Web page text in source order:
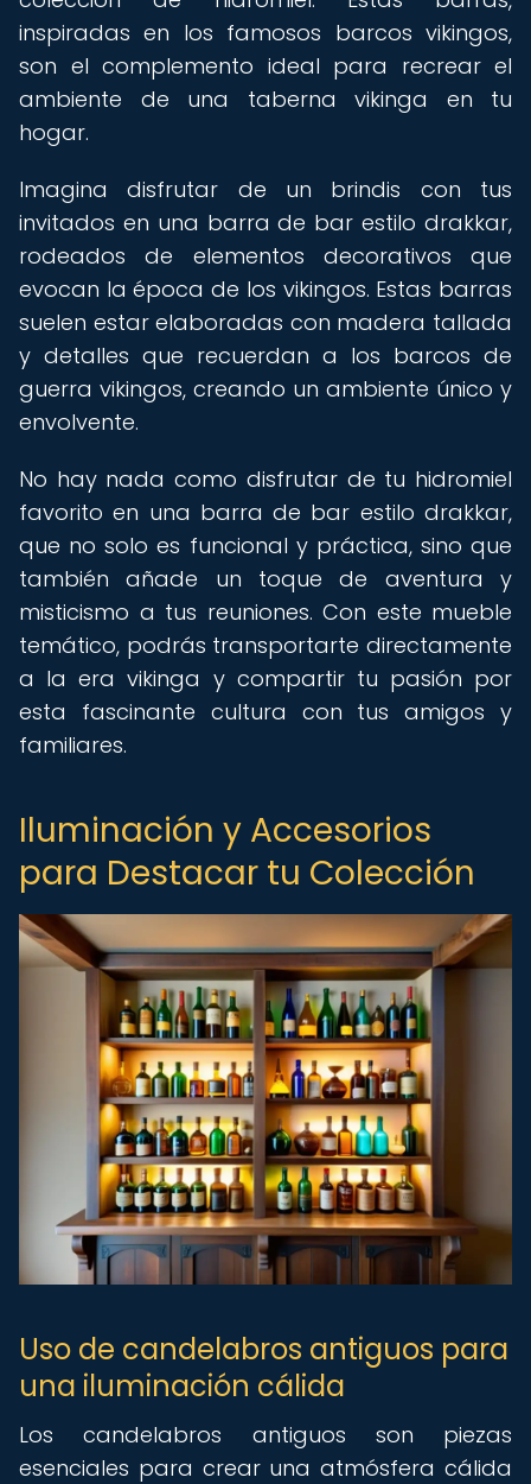
inspiradas en los famosos barcos vikingos,
son el complemento ideal para recrear el
ambiente de una taberna vikinga en tu
hogar.
Imagina disfrutar de un brindis con tus
invitados en una barra de bar estilo drakkar,
rodeados de elementos decorativos que
evocan la época de los vikingos. Estas barras
suelen estar elaboradas con madera tallada
y detalles que recuerdan a los barcos de
guerra vikingos, creando un ambiente único y
envolvente.
No hay nada como disfrutar de tu hidromiel
favorito en una barra de bar estilo drakkar,
que no solo es funcional y práctica, sino que
también añade un toque de aventura y
misticismo a tus reuniones. Con este mueble
temático, podrás transportarte directamente
a la era vikinga y compartir tu pasión por
esta fascinante cultura con tus amigos y
familiares.
Iluminación y Accesorios
para Destacar tu Colección
Uso de candelabros antiguos para
una iluminación cálida
Los candelabros antiguos son piezas
esenciales para crear una atmósfera cálida